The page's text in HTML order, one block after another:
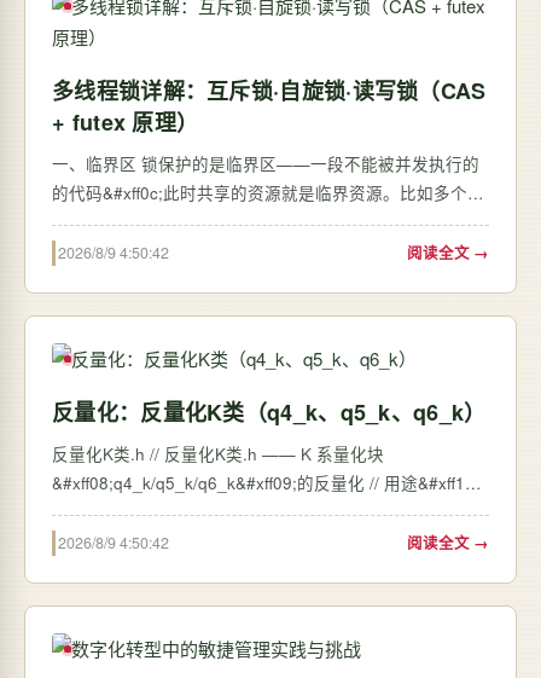
多线程锁详解：互斥锁·自旋锁·读写锁（CAS
+ futex 原理）
一、临界区 锁保护的是临界区——一段不能被并发执行的
的代码&#xff0c;此时共享的资源就是临界资源。比如多个线
程同时修改一个共享变量&#xff0c;线程通过数据的共享完成
交互&#xff0c;可不加锁就会数据竞争。 接下来&#xff0c;我将
2026/8/9 4:50:42 阅读全文 →
反量化：反量化K类（q4_k、q5_k、q6_k）
反量化K类.h // 反量化K类.h —— K 系量化块
&#xff08;q4_k/q5_k/q6_k&#xff09;的反量化 // 用途&#xff1a;
把 K 系量化块&#xff08;每块 256 元素&#xff09;转为 f32 输
出。 // 布局&#xff08;本任务实测确认&#xff09;&#xff1a; //
2026/8/9 4:50:42 阅读全文 →